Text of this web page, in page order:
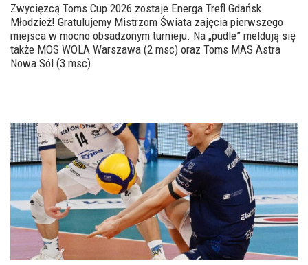
Zwycięzcą Toms Cup 2026 zostaje Energa Trefl Gdańsk
Młodzież! Gratulujemy Mistrzom Świata zajęcia pierwszego
miejsca w mocno obsadzonym turnieju. Na „pudle” meldują się
także MOS WOLA Warszawa (2 msc) oraz Toms MAS Astra
Nowa Sól (3 msc).